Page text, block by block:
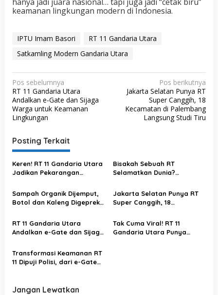
keamanan lingkungan modern di Indonesia.
IPTU Imam Basori
RT 11 Gandaria Utara
Satkamling Modern Gandaria Utara
N
a
v
i
g
a
s
i
p
o
s
Pos sebelumnya
RT 11 Gandaria Utara
Andalkan e-Gate dan Sijaga
Warga untuk Keamanan
Lingkungan
Pos berikutnya
Jakarta Selatan Punya RT
Super Canggih, 18
Kecamatan di Palembang
Langsung Studi Tiru
Posting Terkait
Keren! RT 11 Gandaria Utara
Jadikan Pekarangan
Keluarga
Bisakah Sebuah RT
Selamatkan Dunia?
VILLAGE 5.0 dari Jaksel Ini
Jadi Sorotan
Sampah Organik Dijemput,
Botol dan Kaleng Digeprek,
Utara Tuai Apresiasi
Jakarta Selatan Punya RT
Super Canggih, 18
Langsung Studi Tiru
RT 11 Gandaria Utara
Andalkan e-Gate dan Sijaga
Lingkungan
Tak Cuma Viral! RT 11
Gandaria Utara Punya
Transformasi Keamanan RT
11 Dipuji Polisi, dari e-Gate
Jangan Lewatkan